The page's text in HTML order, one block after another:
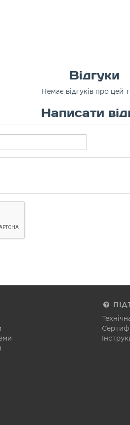
Відгуки
Немає відгуків про цей
Написати